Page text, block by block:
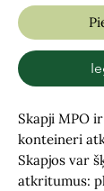
Skapji MPO
konteineri
Skapjos var
atkritumus: